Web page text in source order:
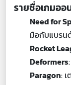
รายชื่อเกมออ
Need for
มือกับแบรน
Rocket
Deformers
Paragon: